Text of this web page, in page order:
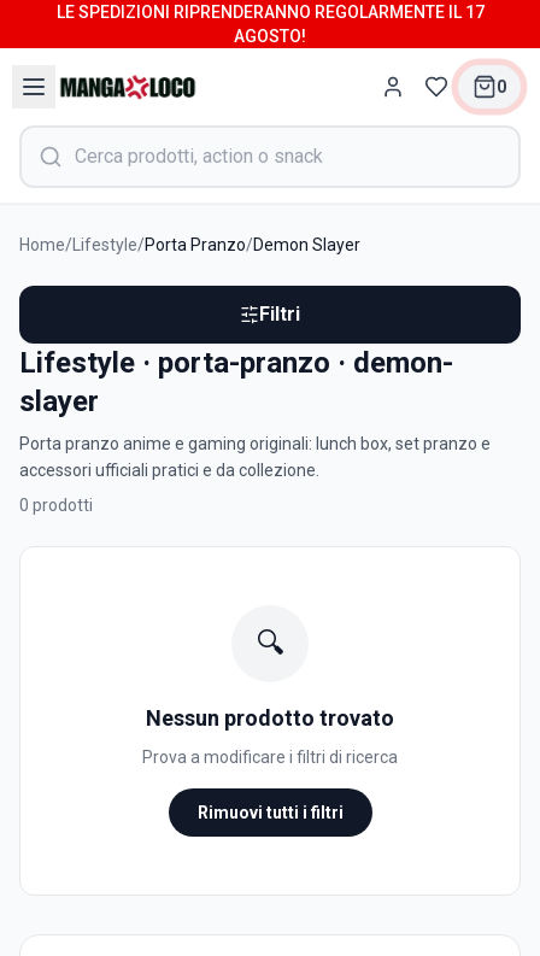
LE SPEDIZIONI RIPRENDERANNO REGOLARMENTE IL 17
AGOSTO!
0
Home/ Lifestyle/Porta Pranzo/Demon Slayer
Filtri
Lifestyle · porta-pranzo · demon-
slayer
Porta pranzo anime e gaming originali: lunch box, set pranzo e
accessori ufficiali pratici e da collezione.
0 prodotti
🔍
Nessun prodotto trovato
Prova a modificare i filtri di ricerca
Rimuovi tutti i filtri